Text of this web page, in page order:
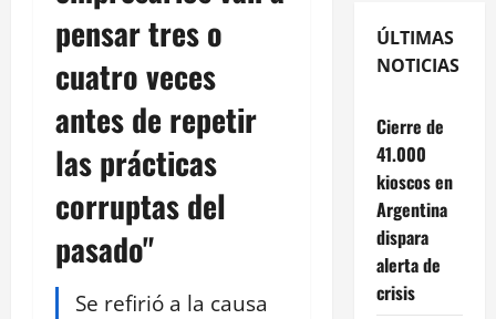
pensar tres o
cuatro veces
antes de repetir
las prácticas
corruptas del
pasado"
Se refirió a la causa
ÚLTIMAS
NOTICIAS
Cierre de
41.000
kioscos en
Argentina
dispara
alerta de
crisis